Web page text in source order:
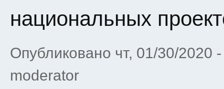
национальных
Опубликовано чт, 01/30/2020
moderator